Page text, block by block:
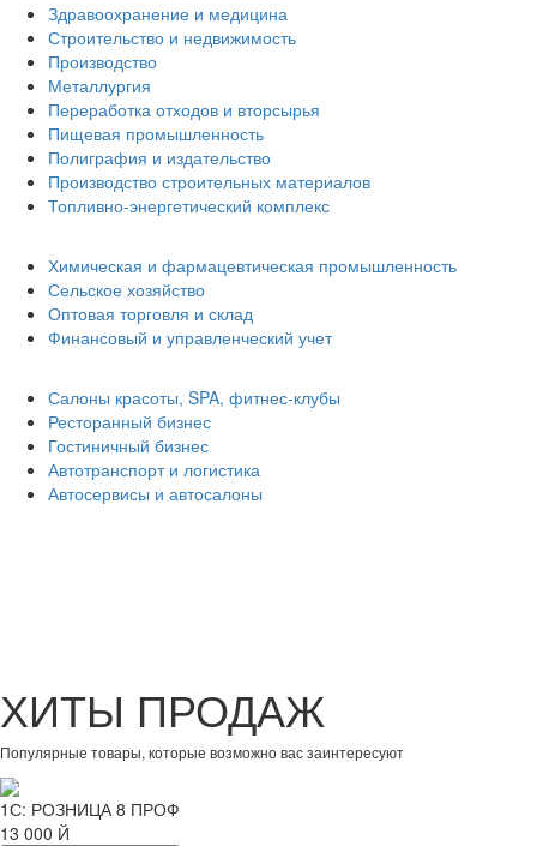
Здравоохранение и медицина
Строительство и недвижимость
Производство
Металлургия
Переработка отходов и вторсырья
Пищевая промышленность
Полиграфия и издательство
Производство строительных материалов
Топливно-энергетический комплекс
Химическая и фармацевтическая промышленность
Сельское хозяйство
Оптовая торговля и склад
Финансовый и управленческий учет
Салоны красоты, SPA, фитнес-клубы
Ресторанный бизнес
Гостиничный бизнес
Автотранспорт и логистика
Автосервисы и автосалоны
ХИТЫ ПРОДАЖ
Популярные товары, которые возможно вас заинтересуют
1С: РОЗНИЦА 8 ПРОФ
13 000 Й